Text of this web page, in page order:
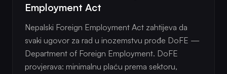
Employment Act
Nepalski Foreign Employment Act zahtijeva da
svaki ugovor za rad u inozemstvu prođe DoFE —
Department of Foreign Employment. DoFE
provjerava: minimalnu plaću prema sektoru,